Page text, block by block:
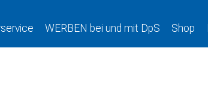
WERBEN bei und mit DpS Shop